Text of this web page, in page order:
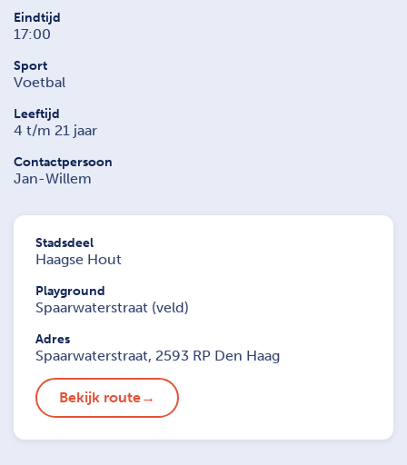
Eindtijd
17:00
Sport
Voetbal
Leeftijd
4 t/m 21 jaar
Contactpersoon
Jan-Willem
Stadsdeel
Haagse Hout
Playground
Spaarwaterstraat (veld)
Adres
Spaarwaterstraat, 2593 RP Den Haag
Bekijk route